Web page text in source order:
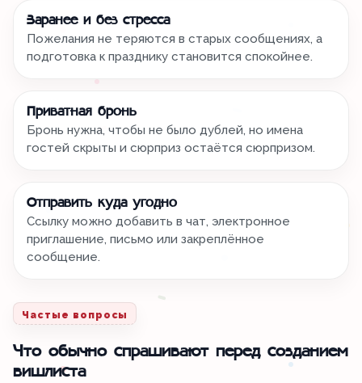
Заранее и без стресса
Пожелания не теряются в старых сообщениях, а
подготовка к празднику становится спокойнее.
Приватная бронь
Бронь нужна, чтобы не было дублей, но имена
гостей скрыты и сюрприз остаётся сюрпризом.
Отправить куда угодно
Ссылку можно добавить в чат, электронное
приглашение, письмо или закреплённое
сообщение.
Частые вопросы
Что обычно спрашивают перед созданием
вишлиста